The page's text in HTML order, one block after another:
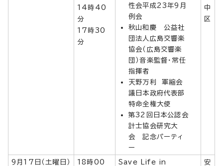
14時40
分
17時30
分
性会平成23年9月
例会
秋山和慶 公益社
団法人広島交響楽
協会（広島交響楽
団）音楽監督・常任
指揮者
天野万利 軍縮会
議日本政府代表部
特命全権大使
第32回日本公認会
計士協会研究大
会 記念パーティ
ー
中
区
9月17日（土曜日）
18時00
Save Life in
安